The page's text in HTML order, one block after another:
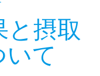
摂取
て